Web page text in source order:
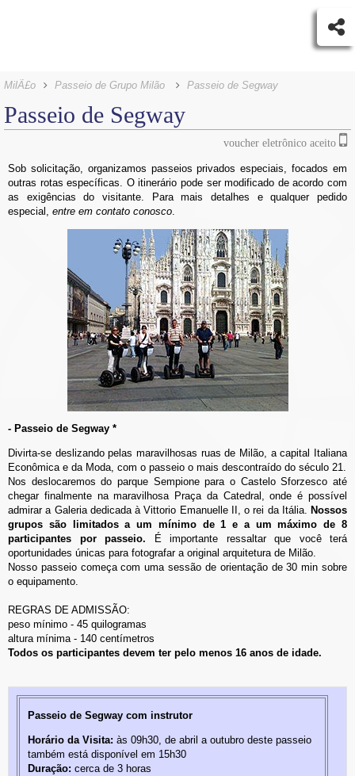
MilÃ£o Passeio de Grupo Milão Passeio de Segway
Passeio de Segway
voucher eletrônico aceito
Sob solicitação, organizamos passeios privados especiais, focados em
outras rotas específicas. O itinerário pode ser modificado de acordo com
as exigências do visitante. Para mais detalhes e qualquer pedido
especial, entre em contato conosco.
- Passeio de Segway *
Divirta-se deslizando pelas maravilhosas ruas de Milão, a capital Italiana
Econômica e da Moda, com o passeio o mais descontraído do século 21.
Nos deslocaremos do parque Sempione para o Castelo Sforzesco até
chegar finalmente na maravilhosa Praça da Catedral, onde é possível
admirar a Galeria dedicada à Vittorio Emanuelle II, o rei da Itália. Nossos
grupos são limitados a um mínimo de 1 e a um máximo de 8
participantes por passeio. É importante ressaltar que você terá
oportunidades únicas para fotografar a original arquitetura de Milão.
Nosso passeio começa com uma sessão de orientação de 30 min sobre
o equipamento.
REGRAS DE ADMISSÃO:
peso mínimo - 45 quilogramas
altura mínima - 140 centímetros
Todos os participantes devem ter pelo menos 16 anos de idade.
Passeio de Segway com instrutor
Horário da Visita: às 09h30, de abril a outubro deste passeio
também está disponível em 15h30
Duração: cerca de 3 horas